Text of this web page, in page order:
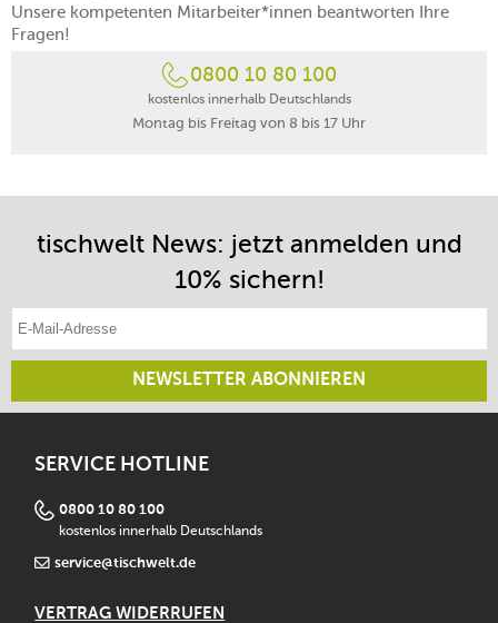
Unsere kompetenten Mitarbeiter*innen beantworten Ihre
Fragen!
0800 10 80 100
kostenlos innerhalb Deutschlands
Montag bis Freitag von 8 bis 17 Uhr
tischwelt News: jetzt anmelden und
10% sichern!
NEWSLETTER ABONNIEREN
SERVICE HOTLINE
0800 10 80 100
kostenlos innerhalb Deutschlands
service@tischwelt.de
VERTRAG WIDERRUFEN